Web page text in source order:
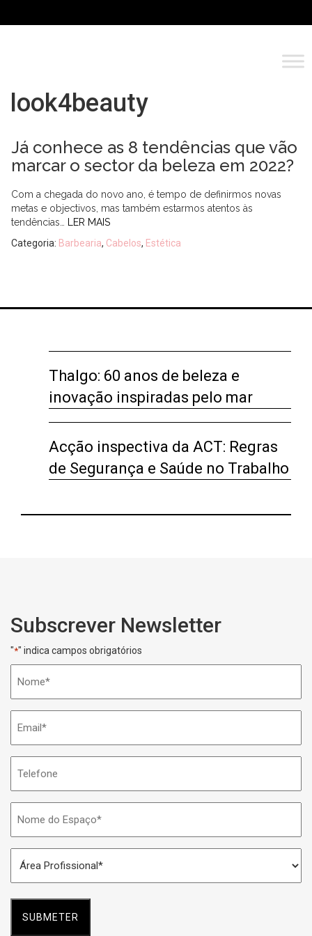
look4beauty
Já conhece as 8 tendências que vão
marcar o sector da beleza em 2022?
Com a chegada do novo ano, é tempo de definirmos novas
metas e objectivos, mas também estarmos atentos às
tendências…
LER MAIS
Categoria: Barbearia, Cabelos, Estética
Thalgo: 60 anos de beleza e
inovação inspiradas pelo mar
Acção inspectiva da ACT: Regras
de Segurança e Saúde no Trabalho
Subscrever Newsletter
"*" indica campos obrigatórios
do
Espaço
Profissional
*